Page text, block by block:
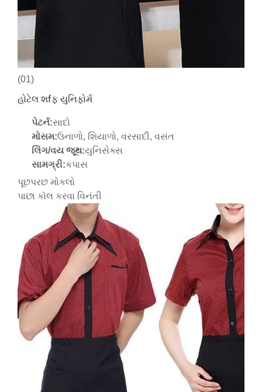
(01)
હોટેલ શfફ યુનિફોર્મ
પેટર્ન:સાદો
મોસમ:ઉનાળો, શિયાળો, વરસાદી, વસંત
લિંગ/વય જૂથ:યુનિસેક્સ
સામગ્રી:કપાસ
પૂછપરછ મોકલો
પાછા કૉલ કરવા વિનંતી